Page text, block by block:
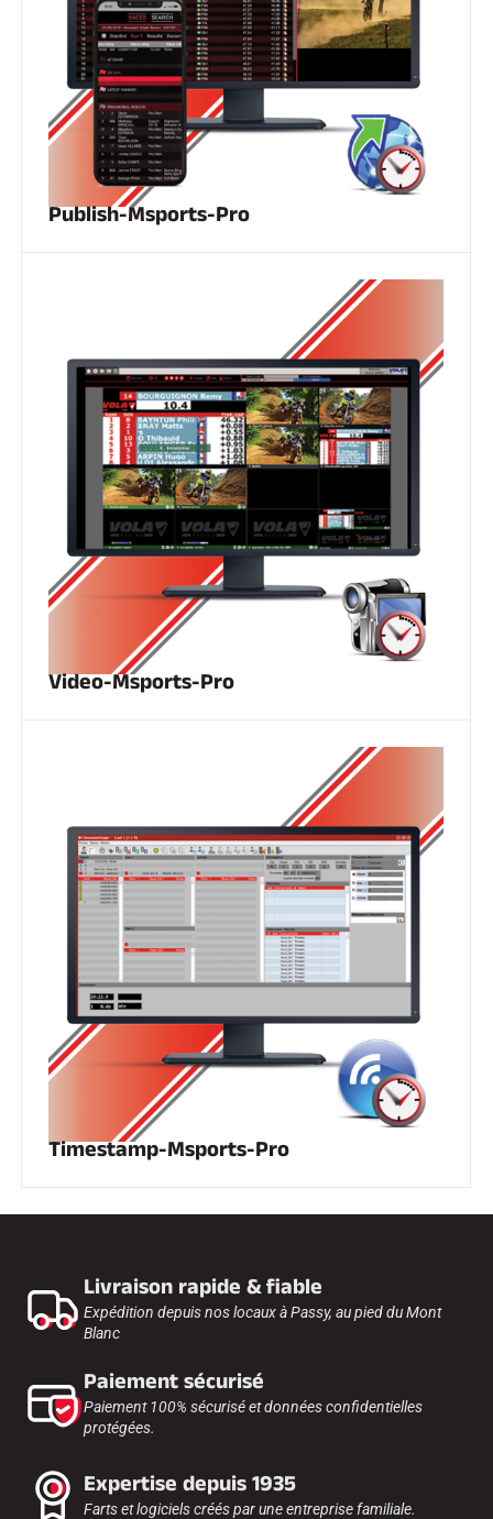
EQUITATION
SKI COMPÉTITION
SKI TOUT TERRAIN
Publish-Msports-Pro
Video-Msports-Pro
Timestamp-Msports-Pro
Livraison rapide & fiable
Expédition depuis nos locaux à Passy, au pied du Mont
Blanc
Paiement sécurisé
Paiement 100% sécurisé et données confidentielles
protégées.
Expertise depuis 1935
Farts et logiciels créés par une entreprise familiale.